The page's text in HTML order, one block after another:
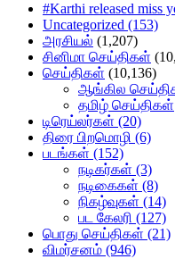
#Karthi released miss
Uncategorized (153)
அரசியல் (1,207)
சினிமா செய்திகள்
செய்திகள் (10,136)
ஆங்கில
தமிழ் செய்திகள்
டிரெய்லர்கள் (20)
திரை பிறமொழி (6)
படங்கள் (152)
நடிகர்கள் (3)
நடிகைகள் (8)
நிகழ்வுகள் (14)
பட கேலரி (127)
பொது செய்திகள் (21)
விமர்சனம் (946)